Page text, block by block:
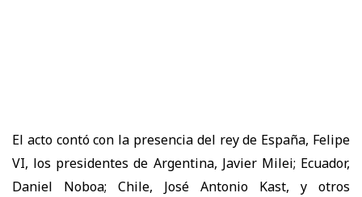
El acto contó con la presencia del rey de España, Felipe
VI, los presidentes de Argentina, Javier Milei; Ecuador,
Daniel Noboa; Chile, José Antonio Kast, y otros